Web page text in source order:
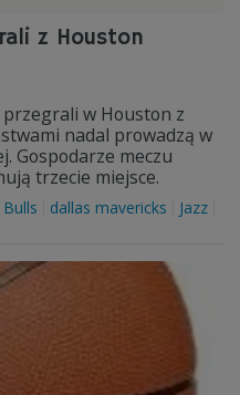
z Houston
w Houston z
nadal prowadzą w
Gospodarze meczu
trzecie miejsce.
dallas mavericks
Jazz